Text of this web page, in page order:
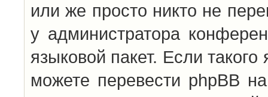
или же просто никто не
у администратора
языковой пакет. Если
можете перевести phpBB